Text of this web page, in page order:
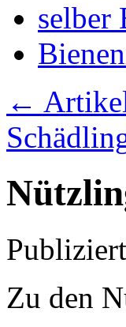
selber
←
Zu den